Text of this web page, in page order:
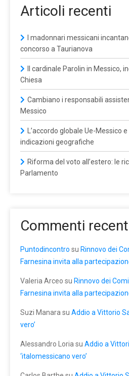
Articoli recenti
I madonnari messicani
concorso a Taurianova
Il cardinale Parolin in Messico,
Chiesa
Cambiano i responsabili
Messico
L’accordo globale Ue-Messico
indicazioni geografiche
Riforma del voto all’estero: le
Parlamento
Commenti
Puntodincontro su Rinnovo dei
Farnesina invita alla
Valeria Arceo su Rinnovo dei
Farnesina invita alla
Suzi Manara su Addio a Vittorio
vero’
Alessandro Loria su Addio a
‘italomessicano vero’